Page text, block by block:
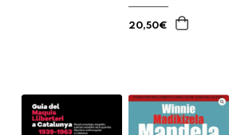
20,50€